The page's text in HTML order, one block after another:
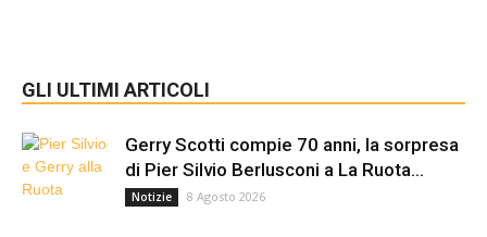
GLI ULTIMI ARTICOLI
Gerry Scotti compie 70 anni, la sorpresa
di Pier Silvio Berlusconi a La Ruota...
Notizie 8 Agosto 2026